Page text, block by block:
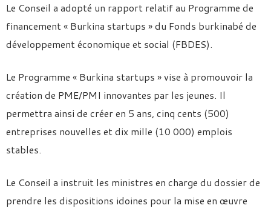
Le Conseil a adopté un rapport relatif au Programme de
financement « Burkina startups » du Fonds burkinabé de
développement économique et social (FBDES).
Le Programme « Burkina startups » vise à promouvoir la
création de PME/PMI innovantes par les jeunes. Il
permettra ainsi de créer en 5 ans, cinq cents (500)
entreprises nouvelles et dix mille (10 000) emplois
stables.
Le Conseil a instruit les ministres en charge du dossier de
prendre les dispositions idoines pour la mise en œuvre